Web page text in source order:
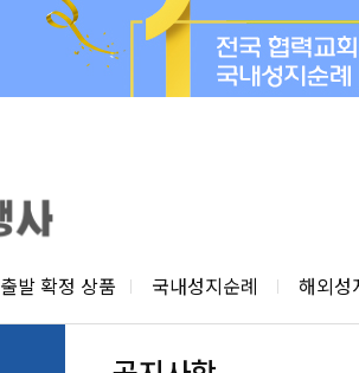
출발 확정 상품 국내성지순례 해외성